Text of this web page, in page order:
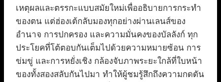
เหตุผลและตรรกะแบบสมัยใหม่เพื่ออธิบายการกระทำ
ของตน แต่ฮ่องเต้กลับมองทุกอย่างผ่านเลนส์ของ
อำนาจ การปกครอง และความมั่นคงของบัลลังก์ ทุก
ประโยคที่โต้ตอบกันเต็มไปด้วยความหมายซ้อน การ
ข่มขู่ และการหยั่งเชิง กล้องจับภาพระยะใกล้ที่ใบหน้า
ของทั้งสองสลับกันไปมา ทำให้ผู้ชมรู้สึกถึงความกดดัน